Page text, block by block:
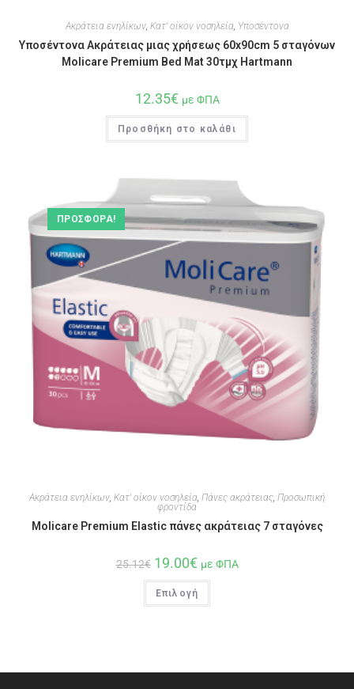
Ακράτεια ενηλίκων, Κατ' οίκον νοσηλεία, Υποσέντονα
Υποσέντονα Ακράτειας μιας χρήσεως 60x90cm 5 σταγόνων
Molicare Premium Bed Mat 30τμχ Hartmann
12.35€ με ΦΠΑ
Προσθήκη στο καλάθι
ΠΡΟΣΦΟΡΆ!
Ακράτεια ενηλίκων, Κατ' οίκον νοσηλεία, Πάνες ακράτειας, Προσωπική
φροντίδα
Molicare Premium Elastic πάνες ακράτειας 7 σταγόνες
25.12€ 19.00€ με ΦΠΑ
Επιλογή